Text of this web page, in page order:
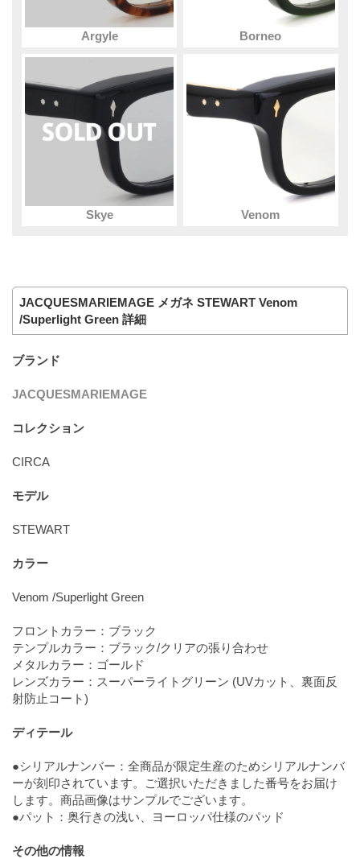
Argyle Borneo
Skye Venom
JACQUESMARIEMAGE メガネ STEWART Venom
/Superlight Green 詳細
ブランド
JACQUESMARIEMAGE
コレクション
CIRCA
モデル
STEWART
カラー
Venom /Superlight Green
フロントカラー：ブラック
テンプルカラー：ブラック/クリアの張り合わせ
メタルカラー：ゴールド
レンズカラー：スーパーライトグリーン (UVカット、裏面反
射防止コート)
ディテール
●シリアルナンバー：全商品が限定生産のためシリアルナンバ
ーが刻印されています。ご選択いただきました番号をお届け
します。商品画像はサンプルでございます。
●パット：奥行きの浅い、ヨーロッパ仕様のパッド
その他の情報